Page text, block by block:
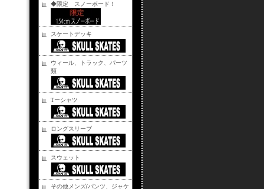
◆限定 スノーボード！
スケートデッキ
ウィール、トラック、パーツ
類
Tーシャツ
ロングスリーブ
スウェット
その他メンズ(パンツ、ジャケ